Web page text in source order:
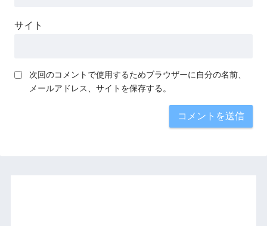
サイト
次回のコメントで使用するためブラウザーに自分の名前、
メールアドレス、サイトを保存する。